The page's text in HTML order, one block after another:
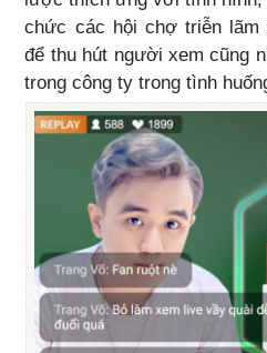
chức các hội chợ triễn lãm
để thu hút người xem cũng
trong công ty trong tình